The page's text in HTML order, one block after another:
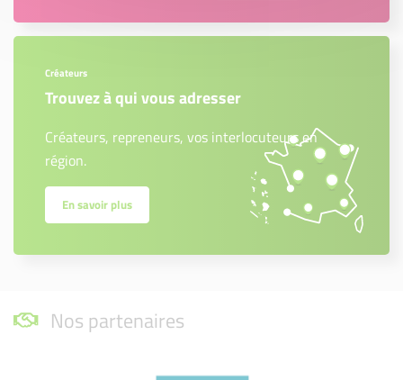
Créateurs
Trouvez à qui vous adresser
Créateurs, repreneurs, vos interlocuteurs en
région.
En savoir plus
Nos partenaires